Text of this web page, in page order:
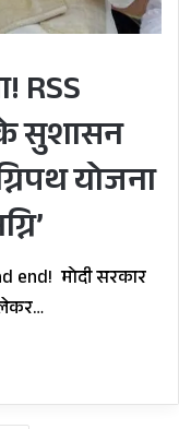
RSS
सुशासन
योजना
end! मोदी सरकार
लेकर…